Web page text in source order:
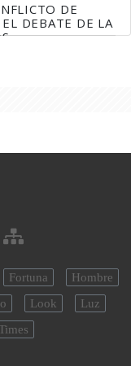
DE
DEBATE DE LA
Fortuna
Hombre
Look
Luz